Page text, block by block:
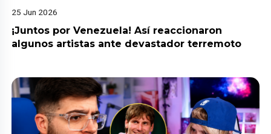
25 Jun 2026
¡Juntos por Venezuela! Así reaccionaron
algunos artistas ante devastador terremoto